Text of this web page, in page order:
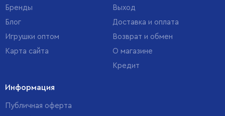
Бренды
Блог
Игрушки оптом
Карта сайта
Выход
Доставка и оплата
Возврат и обмен
О магазине
Кредит
Информация
Публичная оферта